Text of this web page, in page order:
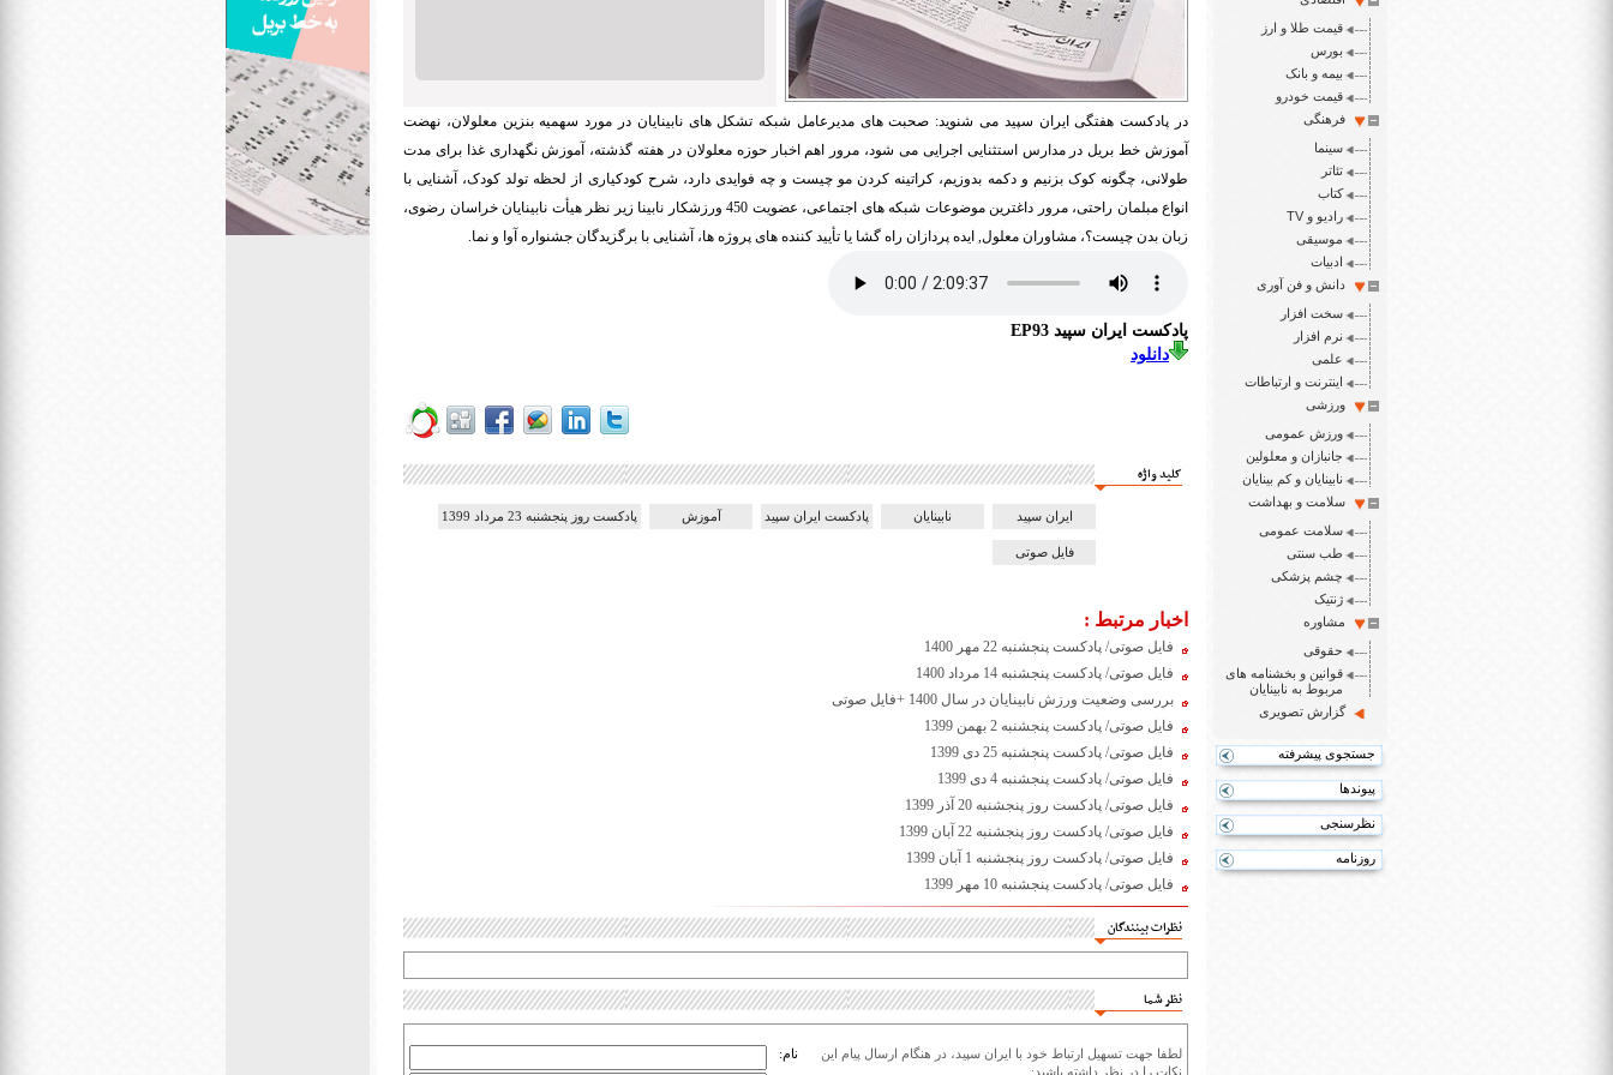
قیمت طلا و ارز
بورس
بیمه و بانک
قیمت خودرو
فرهنگی
سینما
تئاتر
کتاب
رادیو و TV
موسیقی
ادبیات
دانش و فن آوری
سخت افزار
نرم افزار
علمی
اینترنت و ارتباطات
ورزشی
ورزش عمومی
جانبازان و معلولین
نابینایان و کم بینایان
سلامت و بهداشت
سلامت عمومی
طب سنتی
چشم پزشکی
ژنتیک
مشاوره
حقوقی
قوانین و بخشنامه های
مربوط به نابینایان
گزارش تصویری
جستجوی پیشرفته
پیوندها
نظرسنجی
روزنامه
در پادکست هفتگی ایران سپید می شنوید: صحبت های مدیرعامل شبکه تشکل های نابینایان در مورد سهمیه بنزین معلولان، نهضت
آموزش خط بریل در مدارس استثنایی اجرایی می شود، مرور اهم اخبار حوزه معلولان در هفته گذشته، آموزش نگهداری غذا برای مدت
طولانی، چگونه کوک بزنیم و دکمه بدوزیم، کراتینه کردن مو چیست و چه فوایدی دارد، شرح کودکیاری از لحظه تولد کودک، آشنایی با
انواع مبلمان راحتی، مرور داغترین موضوعات شبکه های اجتماعی، عضویت 450 ورزشکار نابینا زیر نظر هیأت نابینایان خراسان رضوی،
زبان بدن چیست؟، مشاوران معلول, ایده پردازان راه گشا یا تأیید کننده های پروژه ها، آشنایی با برگزیدگان جشنواره آوا و نما.
پادکست ایران سپید EP93
دانلود
کلید واژه
ایران سپید نابینایان پادکست ایران سپید آموزش پادکست روز پنجشنبه 23 مرداد 1399
فایل صوتی
اخبار مرتبط :
فایل صوتی/ پادکست پنجشنبه 22 مهر 1400
فایل صوتی/ پادکست پنجشنبه 14 مرداد 1400
بررسی وضعیت ورزش نابینایان در سال 1400 +فایل صوتی
فایل صوتی/ پادکست پنجشنبه 2 بهمن 1399
فایل صوتی/ پادکست پنجشنبه 25 دی 1399
فایل صوتی/ پادکست پنجشنبه 4 دی 1399
فایل صوتی/ پادکست روز پنجشنبه 20 آذر 1399
فایل صوتی/ پادکست روز پنجشنبه 22 آبان 1399
فایل صوتی/ پادکست روز پنجشنبه 1 آبان 1399
فایل صوتی/ پادکست پنجشنبه 10 مهر 1399
نظرات بینندگان
نظر شما
لطفا جهت تسهیل ارتباط خود با ایران سپید، در هنگام ارسال پیام این
نکات را در نظر داشته باشید:
نام: